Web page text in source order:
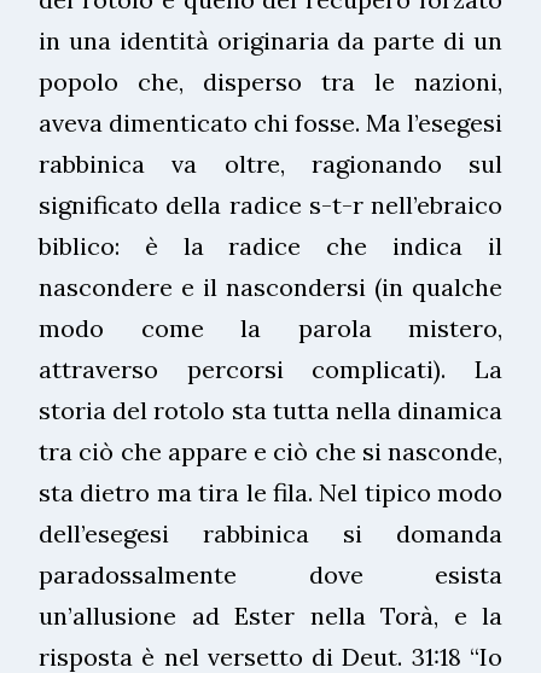
in una identità originaria da parte di un
popolo che, disperso tra le nazioni,
aveva dimenticato chi fosse. Ma l’esegesi
rabbinica va oltre, ragionando sul
significato della radice s-t-r nell’ebraico
biblico: è la radice che indica il
nascondere e il nascondersi (in qualche
modo come la parola mistero,
attraverso percorsi complicati). La
storia del rotolo sta tutta nella dinamica
tra ciò che appare e ciò che si nasconde,
sta dietro ma tira le fila. Nel tipico modo
dell’esegesi rabbinica si domanda
paradossalmente dove esista
un’allusione ad Ester nella Torà, e la
risposta è nel versetto di Deut. 31:18 “Io